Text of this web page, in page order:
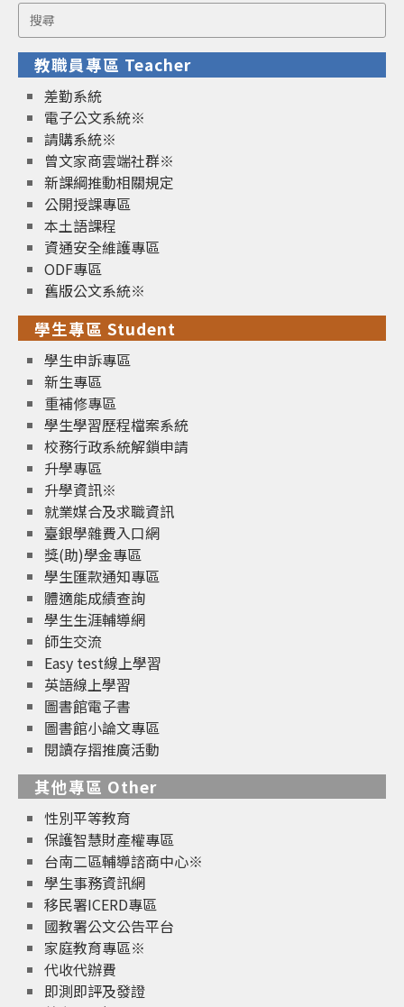
Search
for:
教職員專區 Teacher
差勤系統
電子公文系統※
請購系統※
曾文家商雲端社群※
新課綱推動相關規定
公開授課專區
本土語課程
資通安全維護專區
ODF專區
舊版公文系統※
學生專區 Student
學生申訴專區
新生專區
重補修專區
學生學習歷程檔案系統
校務行政系統解鎖申請
升學專區
升學資訊※
就業媒合及求職資訊
臺銀學雜費入口網
獎(助)學金專區
學生匯款通知專區
體適能成績查詢
學生生涯輔導網
師生交流
Easy test線上學習
英語線上學習
圖書館電子書
圖書館小論文專區
閱讀存摺推廣活動
其他專區 Other
性別平等教育
保護智慧財產權專區
台南二區輔導諮商中心※
學生事務資訊網
移民署ICERD專區
國教署公文公告平台
家庭教育專區※
代收代辦費
即測即評及發證